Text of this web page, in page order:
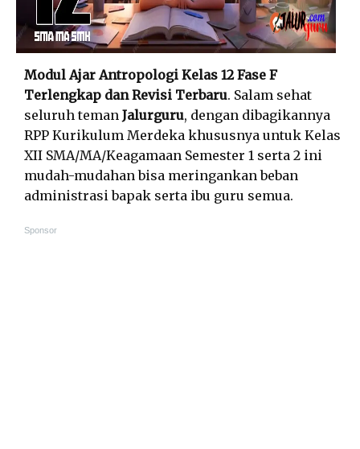
Modul Ajar Antropologi Kelas 12 Fase F
Terlengkap dan Revisi Terbaru. Salam sehat
seluruh teman Jalurguru, dengan dibagikannya
RPP Kurikulum Merdeka khususnya untuk Kelas
XII SMA/MA/Keagamaan Semester 1 serta 2 ini
mudah-mudahan bisa meringankan beban
administrasi bapak serta ibu guru semua.
Sponsor